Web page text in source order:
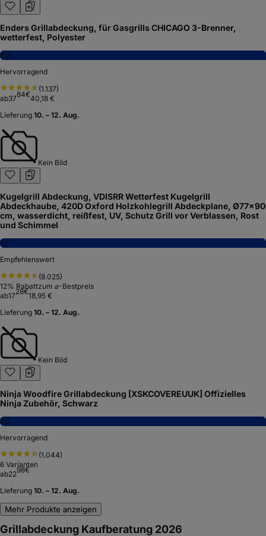
Enders Grillabdeckung, für Gasgrills CHICAGO 3-Brenner,
wetterfest, Polyester
8,3
Hervorragend
(1.137)
ab3784€40,18 €
Lieferung 10. – 12. Aug.
Kein Bild
Kugelgrill Abdeckung, VDISRR Wetterfest Kugelgrill
Abdeckhaube, 420D Oxford Holzkohlegrill Abdeckplane, Ø77x90
cm, wasserdicht, reißfest, UV, Schutz Grill vor Verblassen, Rost
und Schimmel
7,7
Empfehlenswert
(8.025)
12% Rabattzum ⌀-Bestpreis
ab1728€18,95 €
Lieferung 10. – 12. Aug.
Kein Bild
Ninja Woodfire Grillabdeckung [XSKCOVEREUUK] Offizielles
Ninja Zubehör, Schwarz
8,2
Hervorragend
(1.044)
6 Varianten
ab2298€
Lieferung 10. – 12. Aug.
Mehr Produkte anzeigen
Grillabdeckung Kaufberatung 2026